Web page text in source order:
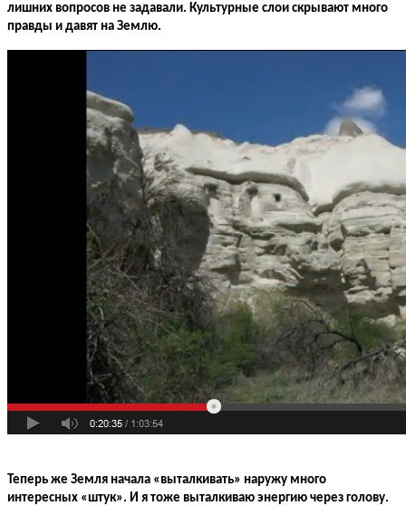
лишних вопросов не задавали. Культурные слои скрывают много
правды и давят на Землю.
Теперь же Земля начала «выталкивать» наружу много
интересных «штук». И я тоже выталкиваю энергию через голову.